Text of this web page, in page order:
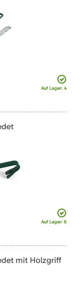
Auf Lager: 4
Auf Lager: 6
mit Holzgriff